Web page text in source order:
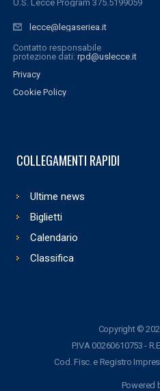
U.S. Lecce Program 375.5199059
lecce@legaseriea.it
Contatto responsabile
protezione dati: rpd@uslecce.it
Privacy
Cookie Policy
COLLEGAMENTI RAPIDI
Ultime news
Biglietti
Calendario
Classifica
Copyright ©
P.IVA 00260610753 -
Cod. Fisc. e Registro
Powered